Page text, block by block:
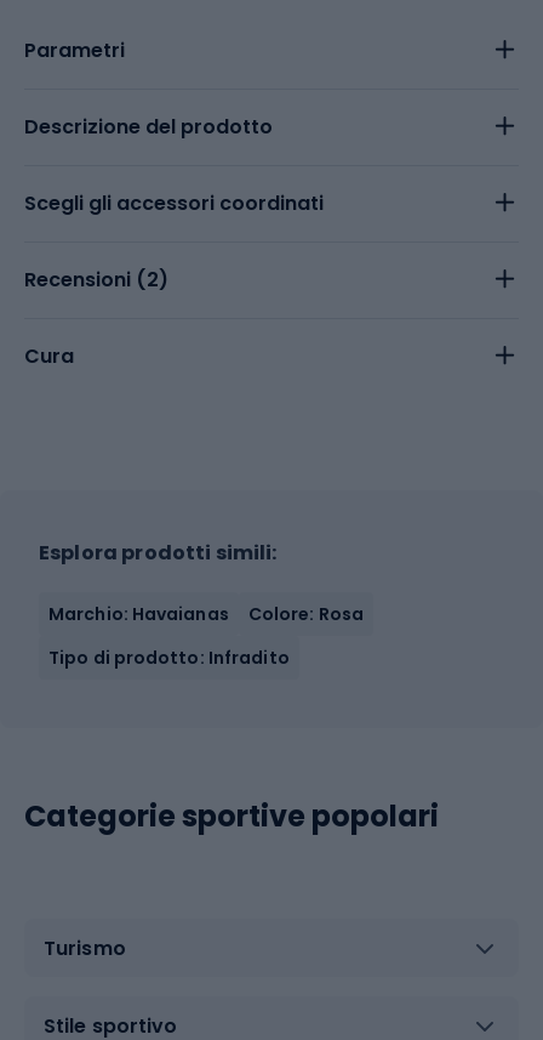
Parametri
Descrizione del prodotto
Scegli gli accessori coordinati
Recensioni (2)
Cura
Esplora prodotti simili:
Marchio: Havaianas
Colore: Rosa
Tipo di prodotto: Infradito
Categorie sportive popolari
Turismo
Stile sportivo